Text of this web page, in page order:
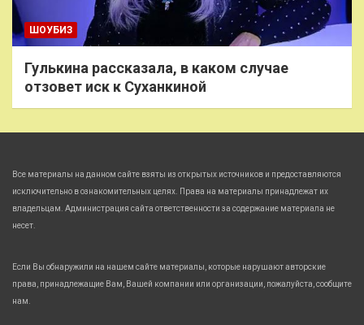
ШОУБИЗ
Гулькина рассказала, в каком случае
отзовет иск к Суханкиной
Все материалы на данном сайте взяты из открытых источников и предоставляются
исключительно в ознакомительных целях. Права на материалы принадлежат их
владельцам. Администрация сайта ответственности за содержание материала не
несет.
Если Вы обнаружили на нашем сайте материалы, которые нарушают авторские
права, принадлежащие Вам, Вашей компании или организации, пожалуйста, сообщите
нам.